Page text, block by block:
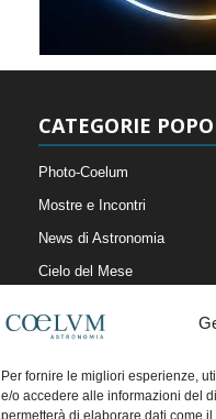
Per fornire le migliori esperienze,
e/o accedere alle informazioni del
permetterà di elaborare dati come
CATEGORIE
Photo-Coelum
Mostre e Incontri
News di Astronomia
Cielo del Mese
Articoli e Risorse On-Line
Il Blog della Redazione